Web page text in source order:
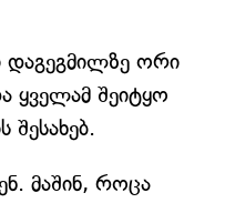
დაგეგმილზე ორი
შეიტყო
შესახებ.
მაშინ, როცა